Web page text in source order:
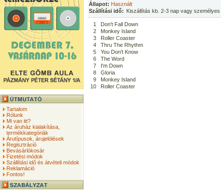
Tartalom
Rólunk
Mi van itt?
Az áruház kialakítása,
termékkategóriák
Árutípusok, árujelölések
Regisztráció
Bevásárlókosár
Fizetési módok
Szállítási idő és átvételi módok
Reklamáció
Fontos!
Állapot: Használt
Szállítási idő: Kiszállítás kb. 2-3 nap vagy
1
Don't Fall Down
2
Monkey Island
3
Roller Coaster
4
Thru The Rhythm
5
You Don't Know
6
The Word
7
I'm Down
8
Gloria
9
Monkey Island
10
Roller Coaster